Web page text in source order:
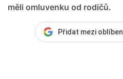
měli omluvenku od rodičů.
Přidat mezi